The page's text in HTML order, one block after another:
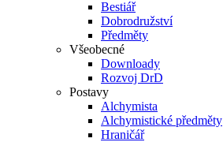
Bestiář
Dobrodružství
Předměty
Všeobecné
Downloady
Rozvoj DrD
Postavy
Alchymista
Alchymistické předměty
Hraničář